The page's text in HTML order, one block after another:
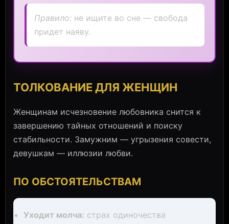
Правило: не ищите во сне — свобода
придет наяву.
ТОЛКОВАНИЕ ДЛЯ ЖЕНЩИН
Женщинам исчезновение любовника снится к
завершению тайных отношений и поиску
стабильности. Замужним — угрызения совести,
девушкам — иллюзии любви.
ПО ОБСТОЯТЕЛЬСТВАМ
Уходит молча: страх одиночества